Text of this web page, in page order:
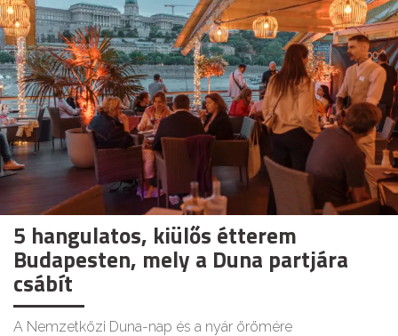
5 hangulatos, kiülős étterem
Budapesten, mely a Duna partjára
csábít
A Nemzetközi Duna-nap és a nyár örömére